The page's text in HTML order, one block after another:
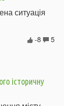
ситуація
5
-8
історичну